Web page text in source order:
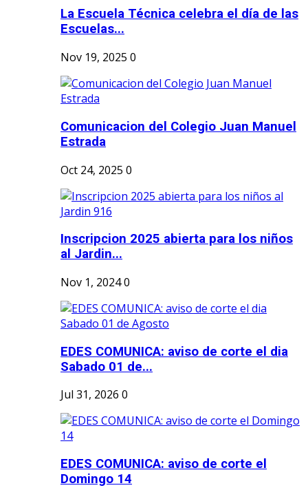
La Escuela Técnica celebra el día de las
Escuelas...
Nov 19, 2025 0
Comunicacion del Colegio Juan Manuel
Estrada
Oct 24, 2025 0
Inscripcion 2025 abierta para los niños
al Jardin...
Nov 1, 20240
EDES COMUNICA: aviso de corte el dia
Sabado 01 de...
Jul 31, 2026 0
EDES COMUNICA: aviso de corte el
Domingo 14